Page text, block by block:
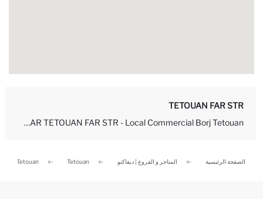
TETOUAN FAR STR
DEFACTO STORE - MAR TETOUAN FAR STR - Local Commercial Borj Tetouan...
الصفحة الرئيسية المتاجر و الفروع | ديفاكتو Tetouan
Tetouan